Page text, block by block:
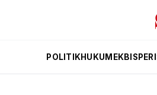
POLITIKHUKUM EKBIS